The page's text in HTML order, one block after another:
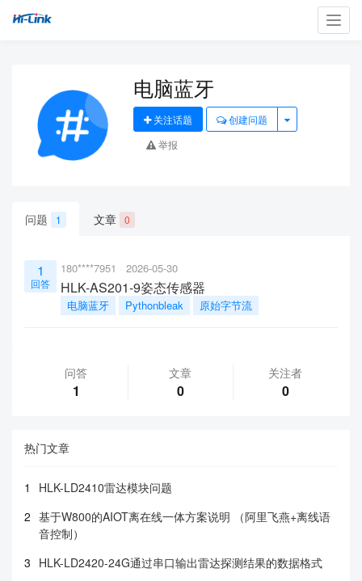
电脑蓝牙
关注话题
创建问题
举报
问题 1 文章 0
1
回答
180****7951 2026-05-30
HLK-AS201-9姿态传感器
电脑蓝牙 Pythonbleak 原始字节流
问答
1
文章
0
关注者
0
热门文章
1
HLK-LD2410雷达模块问题
2 基于W800的AIOT离在线一体方案说明 （阿里飞燕+离线语
音控制）
3 HLK-LD2420-24G通过串口输出雷达探测结果的数据格式